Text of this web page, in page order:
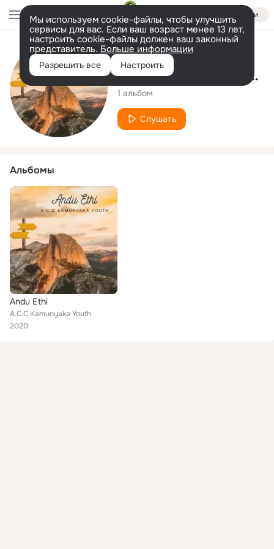
Войти
Мы используем cookie-файлы, чтобы улучшить
сервисы для вас. Если ваш возраст менее 13 лет,
настроить cookie-файлы должен ваш законный
представитель. Больше информации
Разрешить все Настроить
Исполнитель
A.C.C Kamunyaka Youth
1 альбом
Слушать
Альбомы
Andu Ethi
A.C.C Kamunyaka Youth
2020